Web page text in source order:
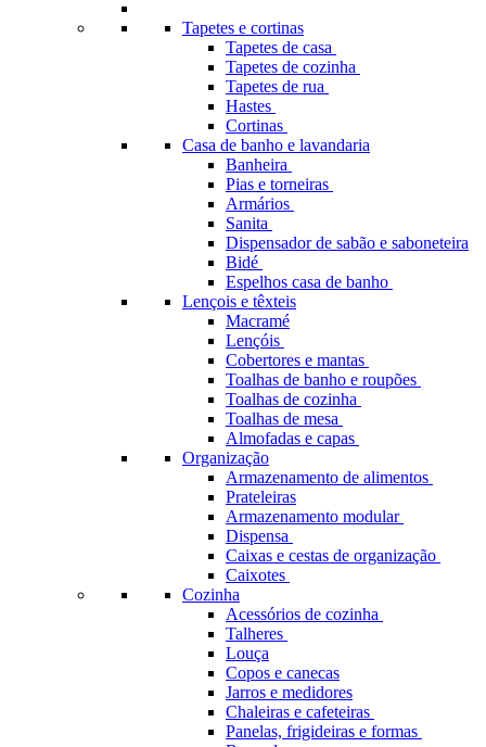
Tapetes e cortinas
Tapetes de casa
Tapetes de cozinha
Tapetes de rua
Hastes
Cortinas
Casa de banho e lavandaria
Banheira
Pias e torneiras
Armários
Sanita
Dispensador de sabão e saboneteira
Bidé
Espelhos casa de banho
Lençois e têxteis
Macramé
Lençóis
Cobertores e mantas
Toalhas de banho e roupões
Toalhas de cozinha
Toalhas de mesa
Almofadas e capas
Organização
Armazenamento de alimentos
Prateleiras
Armazenamento modular
Dispensa
Caixas e cestas de organização
Caixotes
Cozinha
Acessórios de cozinha
Talheres
Louça
Copos e canecas
Jarros e medidores
Chaleiras e cafeteiras
Panelas, frigideiras e formas